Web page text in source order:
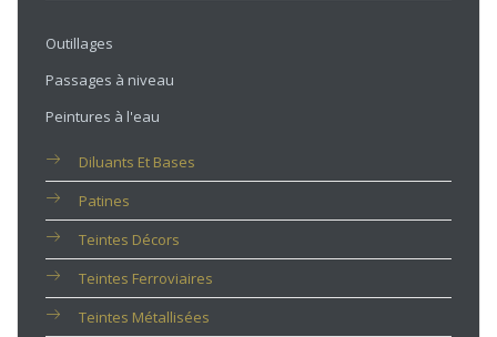
Outillages
Passages à niveau
Peintures à l'eau
Diluants Et Bases
Patines
Teintes Décors
Teintes Ferroviaires
Teintes Métallisées